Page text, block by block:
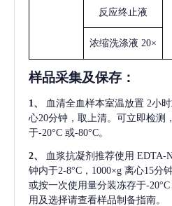
反应终止液
浓缩洗涤液 20×
样品采集及保存 ：
1、 血清全血样本室温放置 2小
心20分钟，取上清。可立即检测
于-20°C 或-80°C。
2、 血浆抗凝剂推荐使用 EDTA-
钟内于2-8°C，1000×g 离心15分
或按一次使用量分装冻存于-
用及选择请查看样品制备指南。